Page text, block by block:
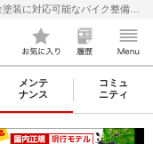
メンテ
ナンス
コミュ
ニティ